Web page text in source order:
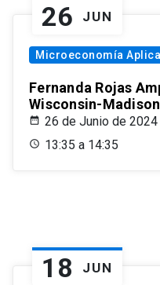
26 JUN
Microeconomía
Fernanda Rojas
Wisconsin-Madison
26 de Junio de 2024
13:35 a 14:35
18 JUN